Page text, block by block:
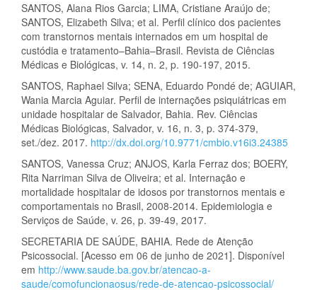
SANTOS, Alana Rios Garcia; LIMA, Cristiane Araújo de;
SANTOS, Elizabeth Silva; et al. Perfil clínico dos pacientes
com transtornos mentais internados em um hospital de
custódia e tratamento–Bahia–Brasil. Revista de Ciências
Médicas e Biológicas, v. 14, n. 2, p. 190-197, 2015.
SANTOS, Raphael Silva; SENA, Eduardo Pondé de; AGUIAR,
Wania Marcia Aguiar. Perfil de internações psiquiátricas em
unidade hospitalar de Salvador, Bahia. Rev. Ciências
Médicas Biológicas, Salvador, v. 16, n. 3, p. 374-379,
set./dez. 2017. http://dx.doi.org/10.9771/cmbio.v16i3.24385
SANTOS, Vanessa Cruz; ANJOS, Karla Ferraz dos; BOERY,
Rita Narriman Silva de Oliveira; et al. Internação e
mortalidade hospitalar de idosos por transtornos mentais e
comportamentais no Brasil, 2008-2014. Epidemiologia e
Serviços de Saúde, v. 26, p. 39-49, 2017.
SECRETARIA DE SAÚDE, BAHIA. Rede de Atenção
Psicossocial. [Acesso em 06 de junho de 2021]. Disponível
em http://www.saude.ba.gov.br/atencao-a-
saude/comofuncionaosus/rede-de-atencao-psicossocial/